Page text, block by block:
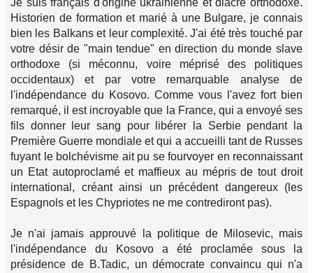
Je suis français d'origine ukrainienne et diacre orthodoxe.
Historien de formation et marié à une Bulgare, je connais
bien les Balkans et leur complexité. J'ai été très touché par
votre désir de "main tendue" en direction du monde slave
orthodoxe (si méconnu, voire méprisé des politiques
occidentaux) et par votre remarquable analyse de
l'indépendance du Kosovo. Comme vous l'avez fort bien
remarqué, il est incroyable que la France, qui a envoyé ses
fils donner leur sang pour libérer la Serbie pendant la
Première Guerre mondiale et qui a accueilli tant de Russes
fuyant le bolchévisme ait pu se fourvoyer en reconnaissant
un Etat autoproclamé et maffieux au mépris de tout droit
international, créant ainsi un précédent dangereux (les
Espagnols et les Chypriotes ne me contrediront pas).
Je n'ai jamais approuvé la politique de Milosevic, mais
l'indépendance du Kosovo a été proclamée sous la
présidence de B.Tadic, un démocrate convaincu qui n'a